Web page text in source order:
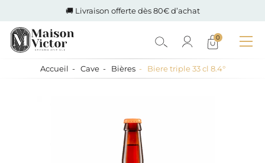
🚚 Livraison offerte dès 80€ d’achat
0
Accueil Cave Bières Biere triple 33 cl 8.4°